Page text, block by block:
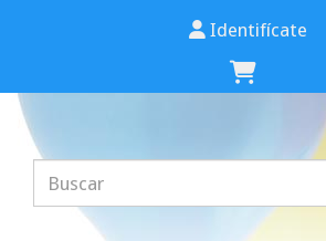
Identifícate